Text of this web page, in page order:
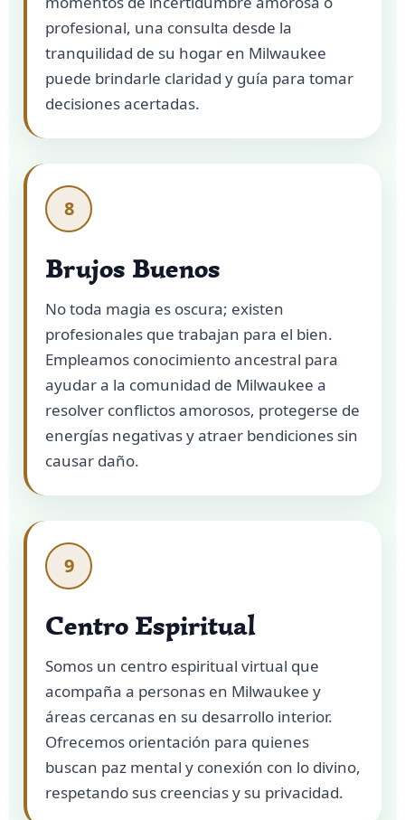
profesional, una consulta desde la
tranquilidad de su hogar en Milwaukee
puede brindarle claridad y guía para tomar
decisiones acertadas.
8
Brujos Buenos
No toda magia es oscura; existen
profesionales que trabajan para el bien.
Empleamos conocimiento ancestral para
ayudar a la comunidad de Milwaukee a
resolver conflictos amorosos, protegerse de
energías negativas y atraer bendiciones sin
causar daño.
9
Centro Espiritual
Somos un centro espiritual virtual que
acompaña a personas en Milwaukee y
áreas cercanas en su desarrollo interior.
Ofrecemos orientación para quienes
buscan paz mental y conexión con lo divino,
respetando sus creencias y su privacidad.